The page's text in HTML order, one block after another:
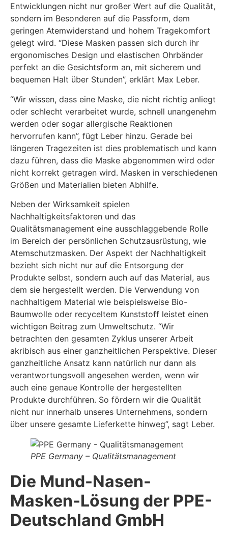
Entwicklungen nicht nur großer Wert auf die Qualität,
sondern im Besonderen auf die Passform, dem
geringen Atemwiderstand und hohem Tragekomfort
gelegt wird. “Diese Masken passen sich durch ihr
ergonomisches Design und elastischen Ohrbänder
perfekt an die Gesichtsform an, mit sicherem und
bequemen Halt über Stunden”, erklärt Max Leber.
“Wir wissen, dass eine Maske, die nicht richtig anliegt
oder schlecht verarbeitet wurde, schnell unangenehm
werden oder sogar allergische Reaktionen
hervorrufen kann”, fügt Leber hinzu. Gerade bei
längeren Tragezeiten ist dies problematisch und kann
dazu führen, dass die Maske abgenommen wird oder
nicht korrekt getragen wird. Masken in verschiedenen
Größen und Materialien bieten Abhilfe.
Neben der Wirksamkeit spielen
Nachhaltigkeitsfaktoren und das
Qualitätsmanagement eine ausschlaggebende Rolle
im Bereich der persönlichen Schutzausrüstung, wie
Atemschutzmasken. Der Aspekt der Nachhaltigkeit
bezieht sich nicht nur auf die Entsorgung der
Produkte selbst, sondern auch auf das Material, aus
dem sie hergestellt werden. Die Verwendung von
nachhaltigem Material wie beispielsweise Bio-
Baumwolle oder recyceltem Kunststoff leistet einen
wichtigen Beitrag zum Umweltschutz. “Wir
betrachten den gesamten Zyklus unserer Arbeit
akribisch aus einer ganzheitlichen Perspektive. Dieser
ganzheitliche Ansatz kann natürlich nur dann als
verantwortungsvoll angesehen werden, wenn wir
auch eine genaue Kontrolle der hergestellten
Produkte durchführen. So fördern wir die Qualität
nicht nur innerhalb unseres Unternehmens, sondern
über unsere gesamte Lieferkette hinweg”, sagt Leber.
PPE Germany – Qualitätsmanagement
Die Mund-Nasen-
Masken-Lösung der PPE-
Deutschland GmbH